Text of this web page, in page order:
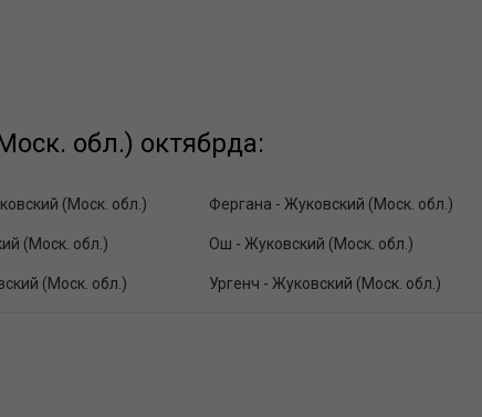
обл.) октябрда:
(Моск. обл.) Фергана - Жуковский (Моск. обл.)
(Моск. обл.) Ош - Жуковский (Моск. обл.)
(Моск. обл.) Ургенч - Жуковский (Моск. обл.)